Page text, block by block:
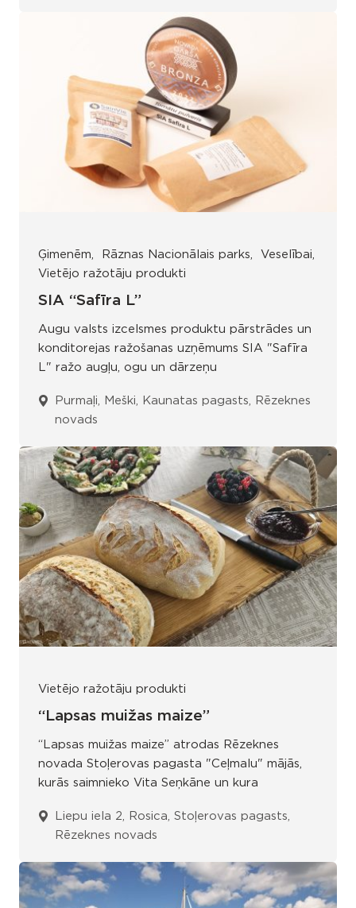
Ģimenēm Rāznas Nacionālais parks
Veselībai
Vietējo ražotāju produkti
SIA “Safīra L”
Augu valsts izcelsmes produktu pārstrādes un
konditorejas ražošanas uzņēmums SIA "Safīra
L" ražo augļu, ogu un dārzeņu
Purmaļi, Meški, Kaunatas pagasts, Rēzeknes
novads
Vietējo ražotāju produkti
“Lapsas muižas maize”
“Lapsas muižas maize” atrodas Rēzeknes
novada Stoļerovas pagasta "Ceļmalu" mājās,
kurās saimnieko Vita Seņkāne un kura
Liepu iela 2, Rosica, Stoļerovas pagasts,
Rēzeknes novads